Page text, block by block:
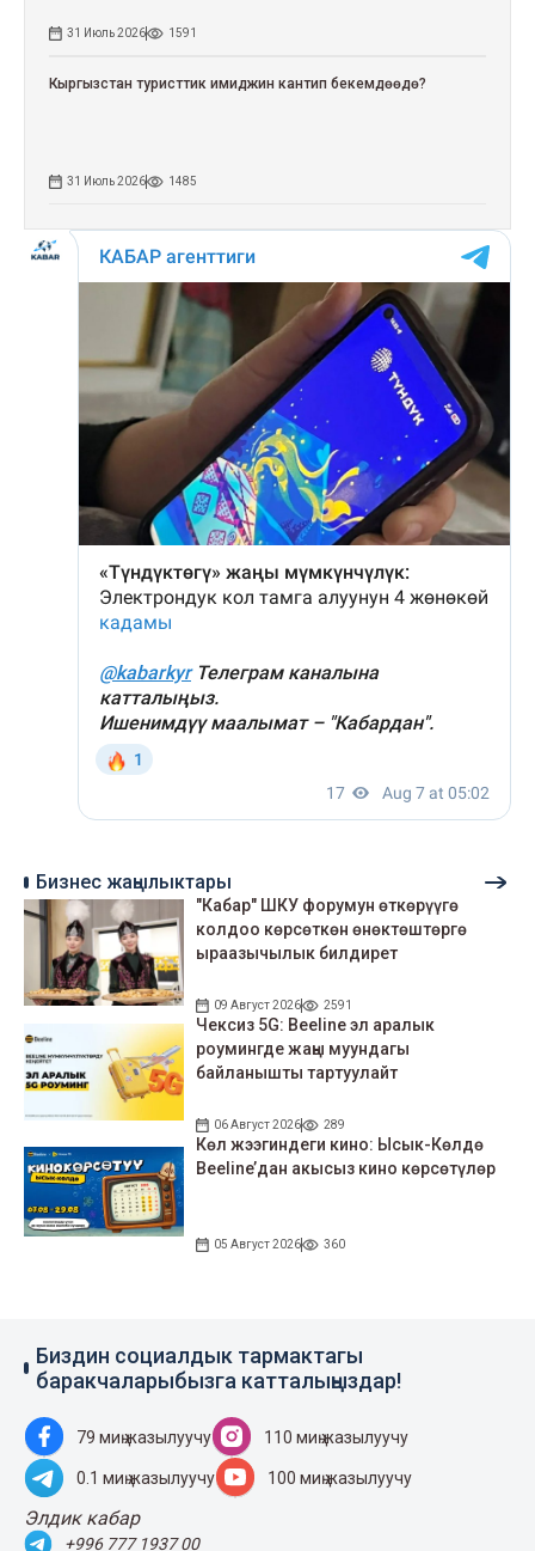
31 Июль 2026 1591
Кыргызстан туристтик имиджин кантип бекемдөөдө?
31 Июль 2026 1485
Бизнес жаңылыктары
"Кабар" ШКУ форумун өткөрүүгө
колдоо көрсөткөн өнөктөштөргө
ыраазычылык билдирет
09 Август 2026 2591
Чексиз 5G: Beeline эл аралык
роумингде жаңы муундагы
байланышты тартуулайт
06 Август 2026 289
Көл жээгиндеги кино: Ысык-Көлдө
Beeline’дан акысыз кино көрсөтүлөр
05 Август 2026 360
Биздин социалдык тармактагы
баракчаларыбызга катталыңыздар!
79 миң жазылуучу 110 миң жазылуучу
0.1 миң жазылуучу 100 миң жазылуучу
Элдик кабар
+996 777 1937 00